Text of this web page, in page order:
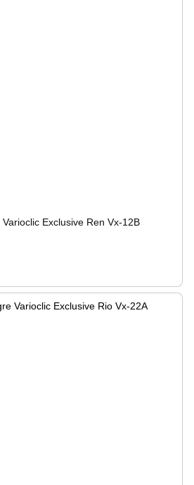
Exclusive Ren Vx-12B